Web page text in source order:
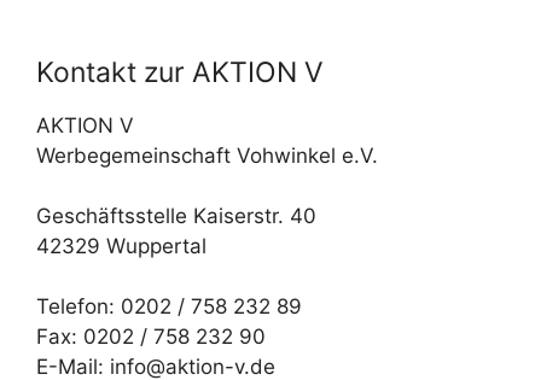
Kontakt zur AKTION V
AKTION V
Werbegemeinschaft Vohwinkel e.V.
Geschäftsstelle Kaiserstr. 40
42329 Wuppertal
Telefon: 0202 / 758 232 89
Fax: 0202 / 758 232 90
E-Mail: info@aktion-v.de